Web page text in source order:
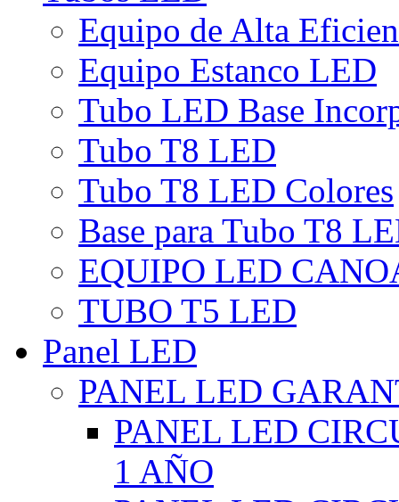
Equipo de Alta
Equipo Estanco LED
Tubo LED Base
Tubo T8 LED
Tubo T8 LED Colores
Base para Tubo T8
EQUIPO LED
TUBO T5 LED
Panel LED
PANEL LED
PANEL LED
1 AÑO